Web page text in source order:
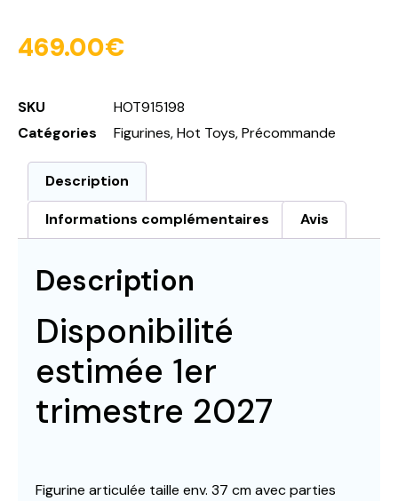
469.00€
SKU
HOT915198
Catégories
Figurines,Hot Toys,Précommande
Description
Informations complémentaires Avis
Description
Disponibilité
estimée 1er
trimestre 2027
Figurine articulée taille env. 37 cm avec parties